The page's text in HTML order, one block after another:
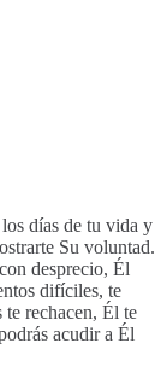
días de tu vida y
Su voluntad.
desprecio, Él
difíciles, te
te rechacen, Él te
acudir a Él